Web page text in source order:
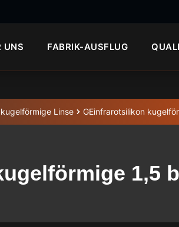
UNS FABRIK-AUSFLUG
kugelförmige Linse GEinfrarotsilikon
1,5